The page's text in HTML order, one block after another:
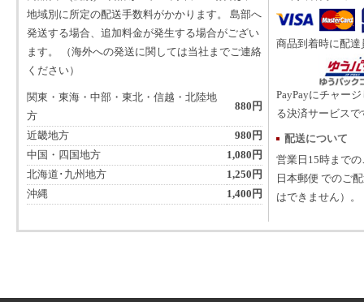
地域別に所定の配送手数料がかかります。 島部へ
発送する場合、追加料金が発生する場合がござい
ます。 （海外への発送に関しては当社までご連絡
ください）
関東・東海・中部・東北・信越・北陸地
方
880円
近畿地方
980円
中国・四国地方
1,080円
北海道･九州地方
1,250円
沖縄
1,400円
商品到着時に配
PayPayにチャー
る決済サービスで
配送について
営業日15時まで
日本郵便 でのご
はできません）。